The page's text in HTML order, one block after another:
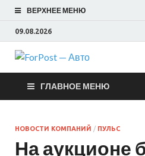
ВЕРХНЕЕ МЕНЮ
09.08.2026
ГЛАВНОЕ МЕНЮ
НОВОСТИ КОМПАНИЙ / ПУЛЬС
На аукционе